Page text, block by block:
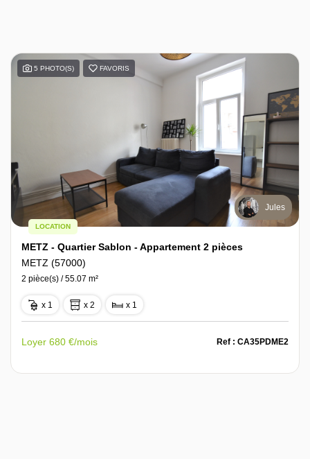
5 PHOTO(S) FAVORIS
Jules
LOCATION
METZ - Quartier Sablon - Appartement 2 pièces
METZ (57000)
2 pièce(s) / 55.07 m²
x 1 x 2 x 1
Loyer 680 €/mois Ref : CA35PDME2